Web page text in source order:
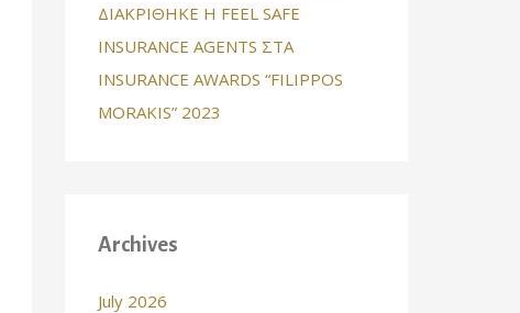
ΔΙΑΚΡΙΘΗΚΕ Η FEEL SAFE
INSURANCE AGENTS ΣΤΑ
INSURANCE AWARDS “FILIPPOS
MORAKIS” 2023
Archives
July 2026